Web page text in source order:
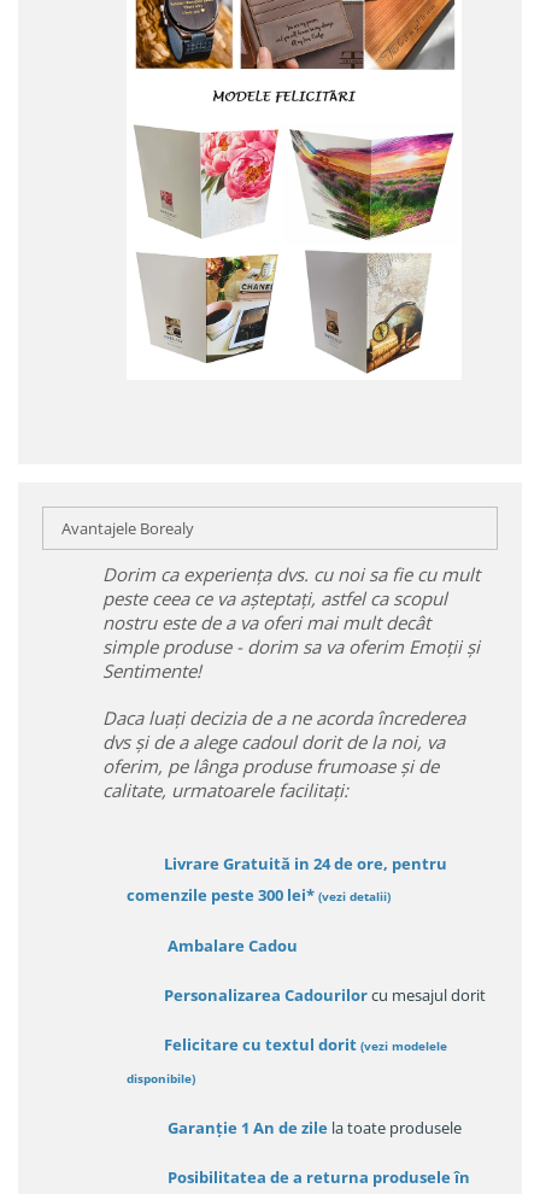
Avantajele Borealy
Dorim ca experiența dvs. cu noi sa fie cu mult
peste ceea ce va așteptați, astfel ca scopul
nostru este de a va oferi mai mult decât
simple produse - dorim sa va oferim Emoții și
Sentimente!
Daca luați decizia de a ne acorda încrederea
dvs și de a alege cadoul dorit de la noi, va
oferim, pe lânga produse frumoase și de
calitate, urmatoarele facilitați:
Livrare Gratuită in 24 de ore, pentru
comenzile peste 300 lei* (vezi detalii)
Ambalare Cadou
Personalizarea Cadourilorcu mesajul dorit
Felicitare cu textul dorit (vezi modelele
disponibile)
Garanție 1 An de zile la toate produsele
Posibilitatea de a returna produsele în